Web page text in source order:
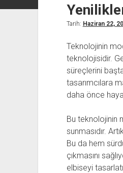
Tarih: Haziran 22,
Teknolojinin
teknolojisidir.
süreçlerini
tasarımcılara
daha önce
Bu teknolojinin
sunmasıdır.
Bu da hem
çıkmasını
elbiseyi